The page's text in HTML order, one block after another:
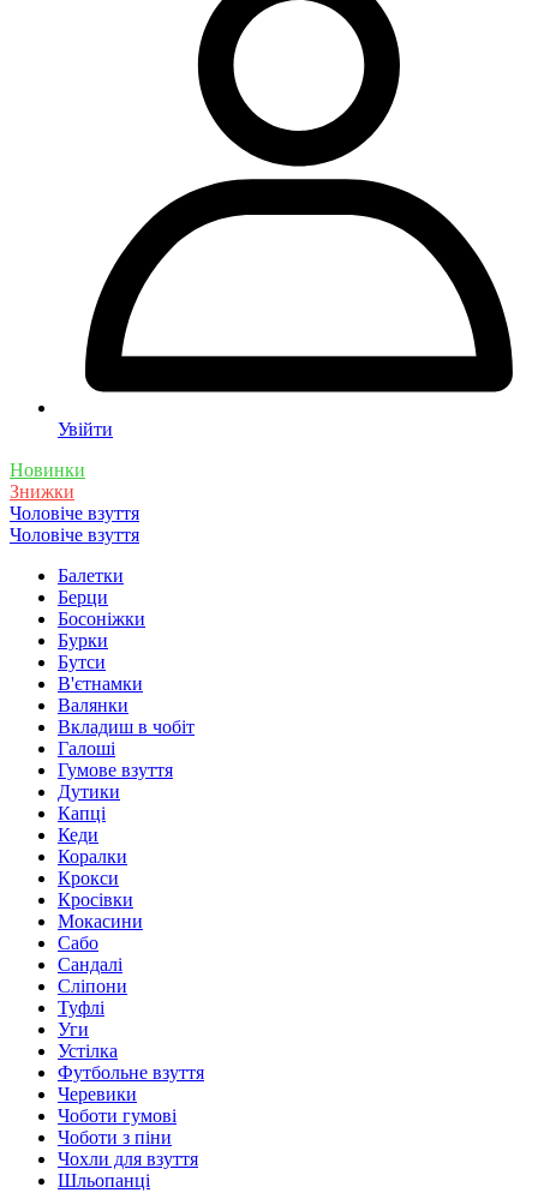
Увійти
Новинки
Знижки
Чоловіче взуття
Чоловіче взуття
Балетки
Берци
Босоніжки
Бурки
Бутси
В'єтнамки
Валянки
Вкладиш в чобіт
Галоші
Гумове взуття
Дутики
Капці
Кеди
Коралки
Крокси
Кросівки
Мокасини
Сабо
Сандалі
Сліпони
Туфлі
Уги
Устілка
Футбольне взуття
Черевики
Чоботи гумові
Чоботи з піни
Чохли для взуття
Шльопанці